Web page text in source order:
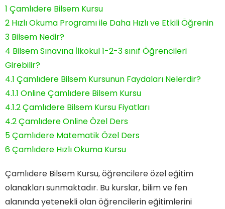
1 Çamlıdere Bilsem Kursu
2 Hızlı Okuma Programı ile Daha Hızlı ve Etkili Öğrenin
3 Bilsem Nedir?
4 Bilsem Sınavına İlkokul 1-2-3 sınıf Öğrencileri
Girebilir?
4.1 Çamlıdere Bilsem Kursunun Faydaları Nelerdir?
4.1.1 Online Çamlıdere Bilsem Kursu
4.1.2Çamlıdere Bilsem Kursu Fiyatları
4.2Çamlıdere Online Özel Ders
5Çamlıdere Matematik Özel Ders
6Çamlıdere Hızlı Okuma Kursu
Çamlıdere Bilsem Kursu, öğrencilere özel eğitim
olanakları sunmaktadır. Bu kurslar, bilim ve fen
alanında yetenekli olan öğrencilerin eğitimlerini